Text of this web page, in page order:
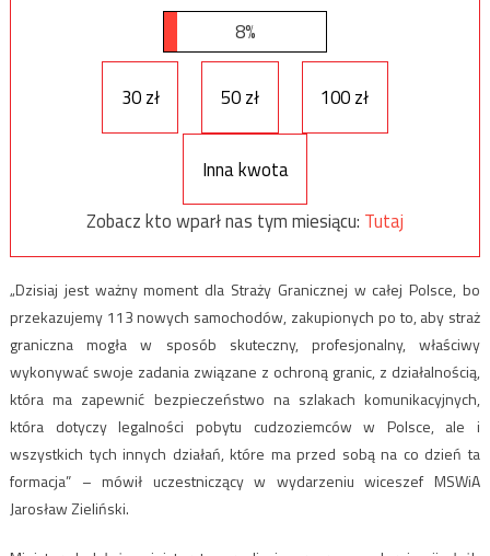
8%
30 zł 50 zł 100 zł
Inna kwota
Zobacz kto wparł nas tym miesiącu: Tutaj
„Dzisiaj jest ważny moment dla Straży Granicznej w całej Polsce, bo
przekazujemy 113 nowych samochodów, zakupionych po to, aby straż
graniczna mogła w sposób skuteczny, profesjonalny, właściwy
wykonywać swoje zadania związane z ochroną granic, z działalnością,
która ma zapewnić bezpieczeństwo na szlakach komunikacyjnych,
która dotyczy legalności pobytu cudzoziemców w Polsce, ale i
wszystkich tych innych działań, które ma przed sobą na co dzień ta
formacja” – mówił uczestniczący w wydarzeniu wiceszef MSWiA
Jarosław Zieliński.